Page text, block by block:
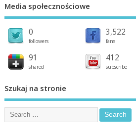
Media społecznościowe
0
followers
3,522
fans
91
shared
412
subscribe
Szukaj na stronie